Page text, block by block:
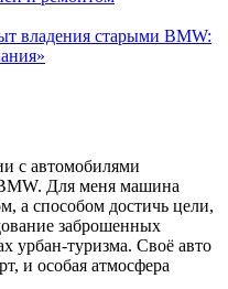
владения старыми BMW:
с автомобилями
Для меня машина
а способом достичь цели,
заброшенных
урбан-туризма. Своё авто
и особая атмосфера